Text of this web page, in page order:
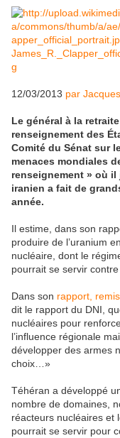
12/03/2013 par
Le général à la
renseignement des
Comité du Sénat sur
menaces mondiales
renseignement » où
iranien a fait de
année.
Il estime, dans son
produire de l’uranium
nucléaire, dont le
pourrait se servir
Dans son rapport,
dit le rapport du DNI,
nucléaires pour
l’influence régionale
développer des armes
choix…»
Téhéran a développé
nombre de domaines,
réacteurs nucléaires et
pourrait se servir pour